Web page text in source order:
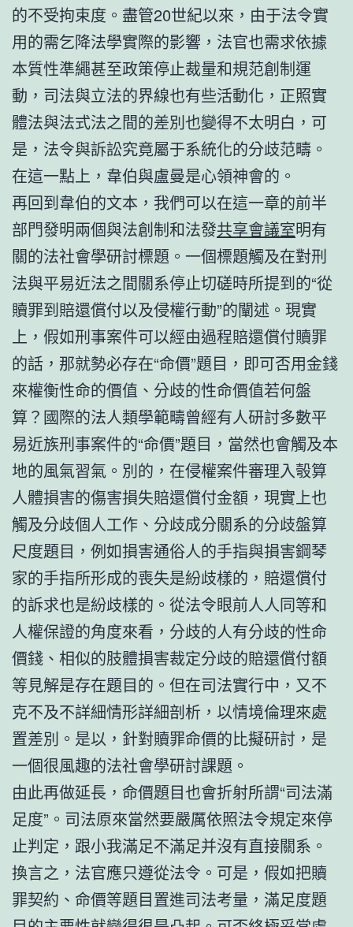
的不受拘束度。盡管20世紀以來，由于法令實
用的需乞降法學實際的影響，法官也需求依據
本質性準繩甚至政策停止裁量和規范創制運
動，司法與立法的界線也有些活動化，正照實
體法與法式法之間的差別也變得不太明白，可
是，法令與訴訟究竟屬于系統化的分歧范疇。
在這一點上，韋伯與盧曼是心領神會的。
再回到韋伯的文本，我們可以在這一章的前半
部門發明兩個與法創制和法發共享會議室明有
關的法社會學研討標題。一個標題觸及在對刑
法與平易近法之間關系停止切磋時所提到的“從
贖罪到賠還償付以及侵權行動”的闡述。現實
上，假如刑事案件可以經由過程賠還償付贖罪
的話，那就勢必存在“命價”題目，即可否用金錢
來權衡性命的價值、分歧的性命價值若何盤
算？國際的法人類學範疇曾經有人研討多數平
易近族刑事案件的“命價”題目，當然也會觸及本
地的風氣習氣。別的，在侵權案件審理入彀算
人體損害的傷害損失賠還償付金額，現實上也
觸及分歧個人工作、分歧成分關系的分歧盤算
尺度題目，例如損害通俗人的手指與損害鋼琴
家的手指所形成的喪失是紛歧樣的，賠還償付
的訴求也是紛歧樣的。從法令眼前人人同等和
人權保證的角度來看，分歧的人有分歧的性命
價錢、相似的肢體損害裁定分歧的賠還償付額
等見解是存在題目的。但在司法實行中，又不
克不及不詳細情形詳細剖析，以情境倫理來處
置差別。是以，針對贖罪命價的比擬研討，是
一個很風趣的法社會學研討課題。
由此再做延長，命價題目也會折射所謂“司法滿
足度”。司法原來當然要嚴厲依照法令規定來停
止判定，跟小我滿足不滿足并沒有直接關系。
換言之，法官應只遵從法令。可是，假如把贖
罪契約、命價等題目置進司法考量，滿足度題